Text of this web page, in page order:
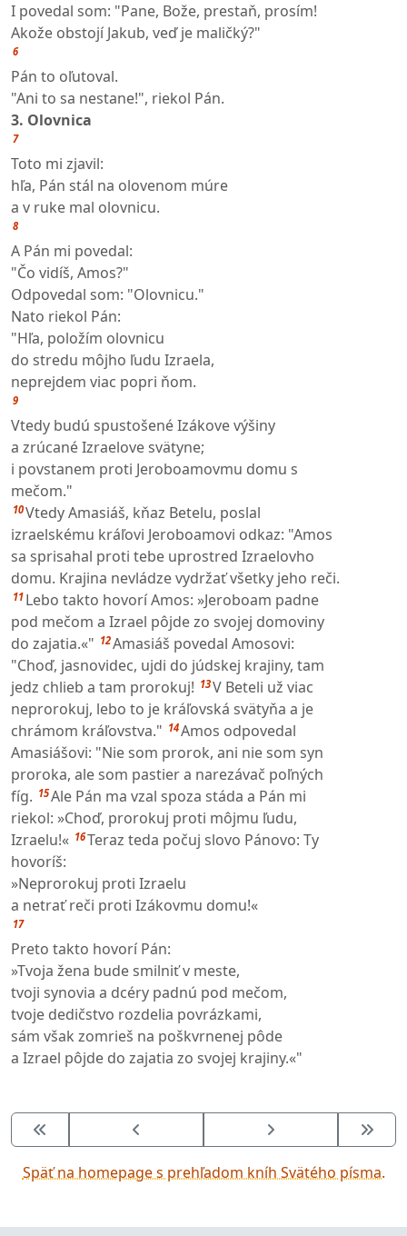
I povedal som: "Pane, Bože, prestaň, prosím!
Akože obstojí Jakub, veď je maličký?"
6
Pán to oľutoval.
"Ani to sa nestane!", riekol Pán.
3. Olovnica
7
Toto mi zjavil:
hľa, Pán stál na olovenom múre
a v ruke mal olovnicu.
8
A Pán mi povedal:
"Čo vidíš, Amos?"
Odpovedal som: "Olovnicu."
Nato riekol Pán:
"Hľa, položím olovnicu
do stredu môjho ľudu Izraela,
neprejdem viac popri ňom.
9
Vtedy budú spustošené Izákove výšiny
a zrúcané Izraelove svätyne;
i povstanem proti Jeroboamovmu domu s
mečom."
10Vtedy Amasiáš, kňaz Betelu, poslal
izraelskému kráľovi Jeroboamovi odkaz: "Amos
sa sprisahal proti tebe uprostred Izraelovho
domu. Krajina nevládze vydržať všetky jeho reči.
11 Lebo takto hovorí Amos: »Jeroboam padne
pod mečom a Izrael pôjde zo svojej domoviny
do zajatia.«" 12Amasiáš povedal Amosovi:
"Choď, jasnovidec, ujdi do júdskej krajiny, tam
jedz chlieb a tam prorokuj! 13V Beteli už viac
neprorokuj, lebo to je kráľovská svätyňa a je
chrámom kráľovstva." 14Amos odpovedal
Amasiášovi: "Nie som prorok, ani nie som syn
proroka, ale som pastier a narezávač poľných
fíg. 15Ale Pán ma vzal spoza stáda a Pán mi
riekol: »Choď, prorokuj proti môjmu ľudu,
Izraelu!« 16Teraz teda počuj slovo Pánovo: Ty
hovoríš:
»Neprorokuj proti Izraelu
a netrať reči proti Izákovmu domu!«
17
Preto takto hovorí Pán:
»Tvoja žena bude smilniť v meste,
tvoji synovia a dcéry padnú pod mečom,
tvoje dedičstvo rozdelia povrázkami,
sám však zomrieš na poškvrnenej pôde
a Izrael pôjde do zajatia zo svojej krajiny.«"
Späť na homepage s prehľadom kníh Svätého písma.